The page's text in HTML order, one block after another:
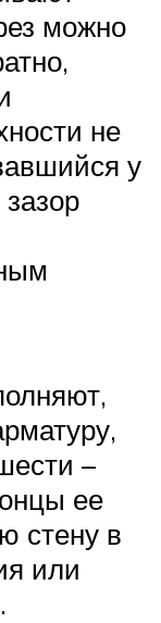
можно
не
у
–
ее
стену в
или